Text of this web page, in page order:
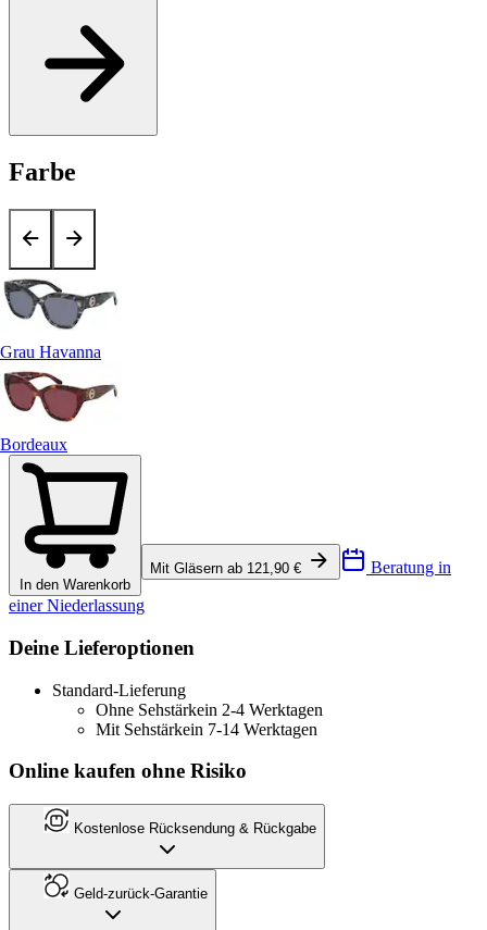
Farbe
Grau Havanna
Bordeaux
In den Warenkorb
Mit Gläsern ab 121,90 € Beratung in
einer Niederlassung
Deine Lieferoptionen
Standard-Lieferung
Ohne Sehstärkein 2-4 Werktagen
Mit Sehstärkein 7-14 Werktagen
Online kaufen ohne Risiko
Kostenlose Rücksendung & Rückgabe
Geld-zurück-Garantie